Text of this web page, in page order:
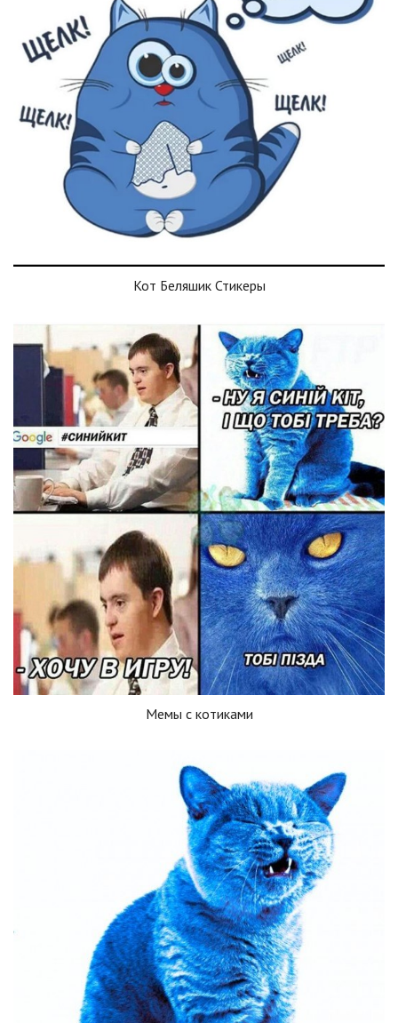
Кот Беляшик Стикеры
Мемы с котиками